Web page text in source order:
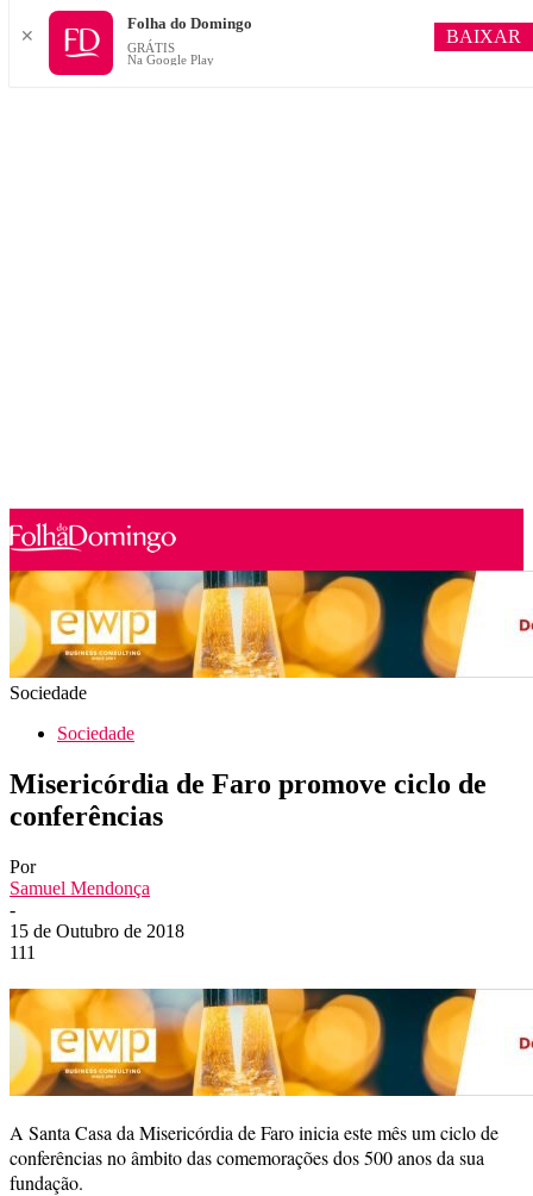
Sociedade
Sociedade
Misericórdia de Faro promove ciclo de
conferências
Por
Samuel Mendonça
-
15 de Outubro de 2018
111
A Santa Casa da Misericórdia de Faro inicia este mês um ciclo de
conferências no âmbito das comemorações dos 500 anos da sua
fundação.
✕
Folha do Domingo
GRÁTIS
Na Google Play
BAIXAR